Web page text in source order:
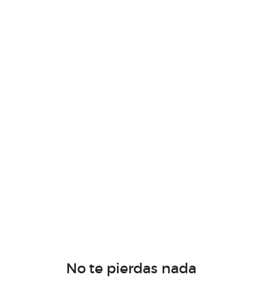
No te pierdas nada